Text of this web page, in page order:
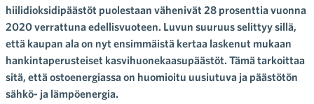
hiilidioksidipäästöt puolestaan vähenivät 28 prosenttia vuonna
2020 verrattuna edellisvuoteen. Luvun suuruus selittyy sillä,
että kaupan ala on nyt ensimmäistä kertaa laskenut mukaan
hankintaperusteiset kasvihuonekaasupäästöt. Tämä tarkoittaa
sitä, että ostoenergiassa on huomioitu uusiutuva ja päästötön
sähkö- ja lämpöenergia.